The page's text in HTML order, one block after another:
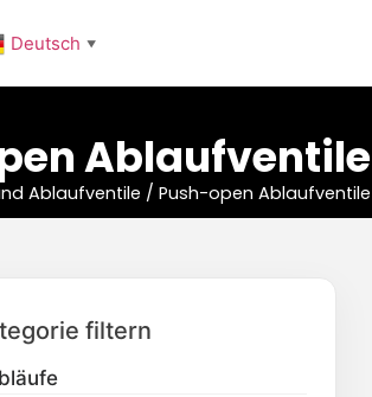
Deutsch ▼
Ablaufventile
Ablaufventile / Push-open Ablaufventile
filtern